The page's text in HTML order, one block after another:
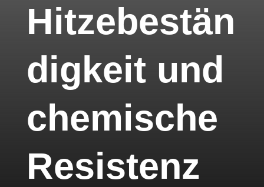
Hitzebestän
digkeit und
chemische
Resistenz